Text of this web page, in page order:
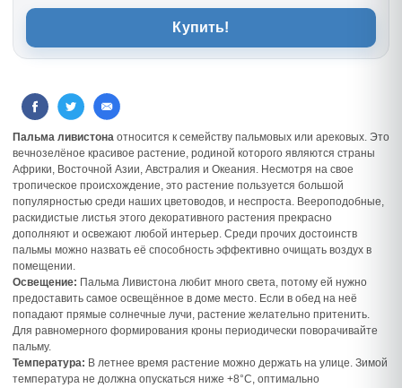
Купить!
Пальма ливистона относится к семейству пальмовых или арековых. Это
вечнозелёное красивое растение, родиной которого являются страны
Африки, Восточной Азии, Австралия и Океания. Несмотря на свое
тропическое происхождение, это растение пользуется большой
популярностью среди наших цветоводов, и неспроста. Веероподобные,
раскидистые листья этого декоративного растения прекрасно
дополняют и освежают любой интерьер. Среди прочих достоинств
пальмы можно назвать её способность эффективно очищать воздух в
помещении.
Освещение: Пальма Ливистона любит много света, потому ей нужно
предоставить самое освещённое в доме место. Если в обед на неё
попадают прямые солнечные лучи, растение желательно притенить.
Для равномерного формирования кроны периодически поворачивайте
пальму.
Температура: В летнее время растение можно держать на улице. Зимой
температура не должна опускаться ниже +8°С, оптимально